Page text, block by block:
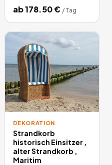
ab178.50€ / Tag
DEKORATION
Strandkorb
historisch Einsitzer ,
alter Strandkorb ,
Maritim